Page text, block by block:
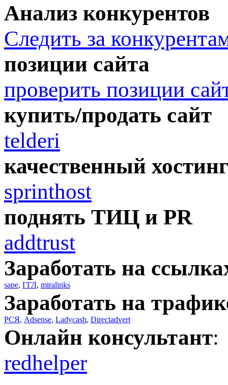
Анализ конкурентов
Следить за
позиции сайта
проверить позиции
купить/продать сайт
telderi
качественный
sprinthost
поднять ТИЦ и PR
addtrust
Заработать на
sape, ГГЛ, miralinks
Заработать на
РСЯ, Adsense, Ladycash, Directadvert
Онлайн консультант:
redhelper